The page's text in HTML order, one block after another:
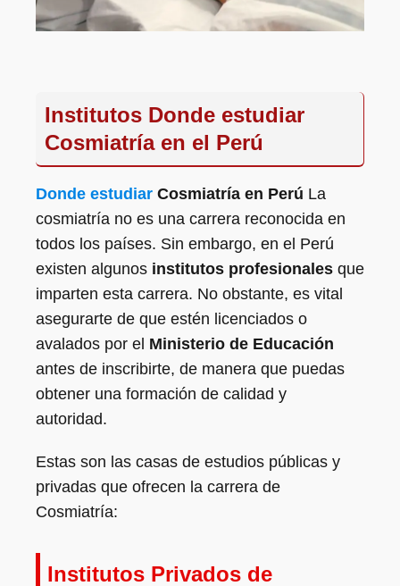
Institutos Donde estudiar
Cosmiatría en el Perú
Donde estudiar Cosmiatría en Perú La
cosmiatría no es una carrera reconocida en
todos los países. Sin embargo, en el Perú
existen algunos institutos profesionales que
imparten esta carrera. No obstante, es vital
asegurarte de que estén licenciados o
avalados por el Ministerio de Educación
antes de inscribirte, de manera que puedas
obtener una formación de calidad y
autoridad.
Estas son las casas de estudios públicas y
privadas que ofrecen la carrera de
Cosmiatría:
Institutos Privados de